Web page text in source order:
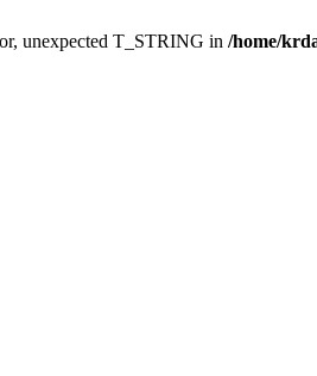
unexpected T_STRING in /home/